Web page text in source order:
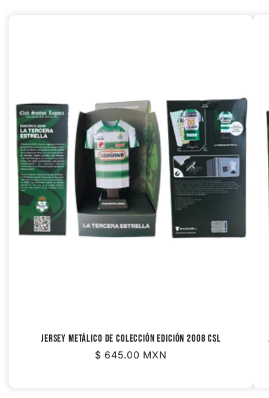
JERSEY METÁLICO DE COLECCIÓN EDICIÓN 2008 CSL
Precio
$ 645.00 MXN